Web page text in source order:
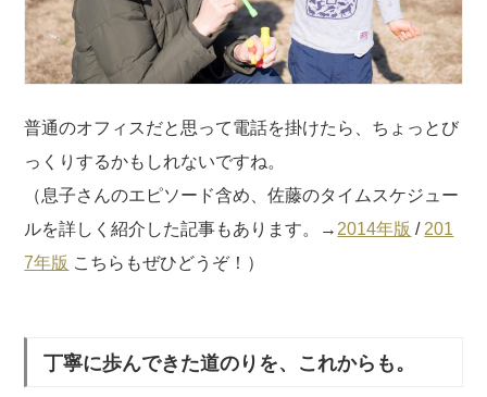
普通のオフィスだと思って電話を掛けたら、ちょっとび
っくりするかもしれないですね。
（息子さんのエピソード含め、佐藤のタイムスケジュー
ルを詳しく紹介した記事もあります。→2014年版 /201
7年版 こちらもぜひどうぞ！）
丁寧に歩んできた道のりを、これからも。